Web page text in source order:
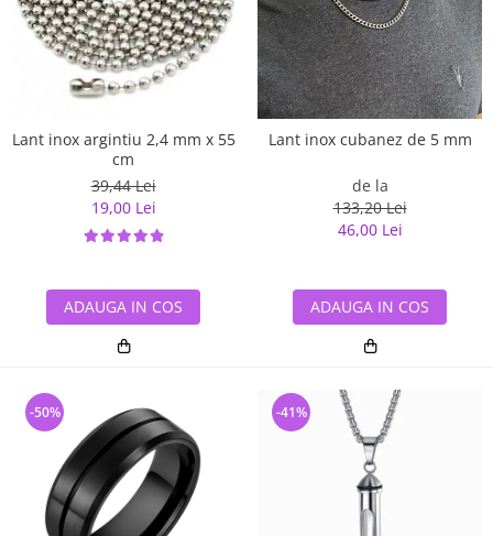
semipretioase
Bijuterii argint placat cu aur
Bijuterii argint cu diverse
Bijuterii argint cu murano
Bijuterii de Lux
Bijuterii gotice si rock
Bijuterii Handmade
Bijuterii fantezie
Casete si cutii de bijuterii
Bijuterii tungsten
Accesorii Piele
Solutii si lavete de curatare
bijuterii argint
Lant inox argintiu 2,4 mm x 55
cm
39,44 Lei
19,00 Lei
ADAUGA IN COS
Lant inox cubanez de 5 mm
de la
133,20 Lei
46,00 Lei
ADAUGA IN COS
-50% -41%